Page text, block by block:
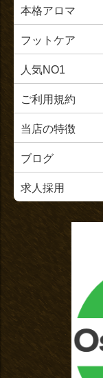
本格アロマ
フットケア
人気NO1
ご利用規約
当店の特徴
ブログ
求人採用